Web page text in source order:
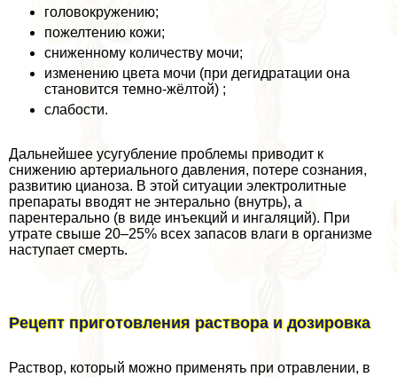
головокружению;
пожелтению кожи;
сниженному количеству мочи;
изменению цвета мочи (при дегидратации она
становится темно-жёлтой) ;
слабости.
Дальнейшее усугубление проблемы приводит к
снижению артериального давления, потере сознания,
развитию цианоза. В этой ситуации электролитные
препараты вводят не энтерально (внутрь), а
парентерально (в виде инъекций и ингаляций). При
утрате свыше 20–25% всех запасов влаги в организме
наступает cмepть.
Рецепт приготовления раствора и дозировка
Раствор, который можно применять при отравлении, в